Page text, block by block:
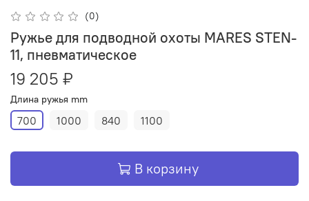
(0)
Ружье для подводной охоты MARES STEN-
11, пневматическое
19 205 ₽
Длина ружья mm
700 1000 840 1100
В корзину